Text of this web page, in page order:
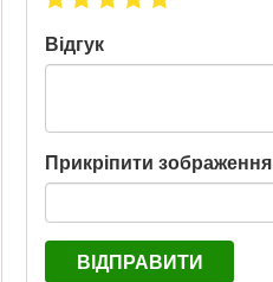
Відгук
Прикріпити зображення
ВІДПРАВИТИ